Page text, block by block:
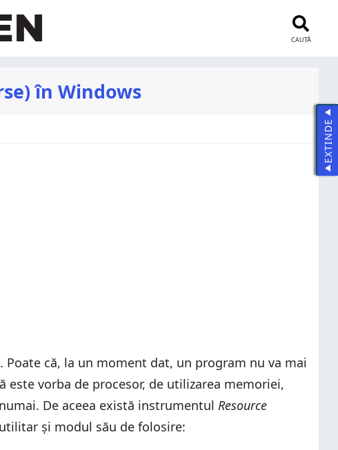
CAUTĂ
în Windows
că, la un moment dat, un program nu va mai
vorba de procesor, de utilizarea memoriei,
De aceea există instrumentul Resource
și modul său de folosire:
EXTINDE